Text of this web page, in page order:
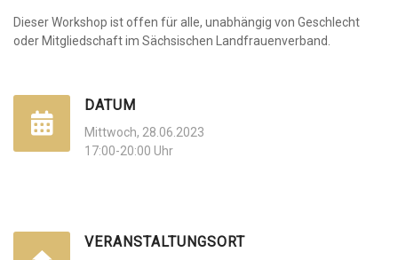
Dieser Workshop ist offen für alle, unabhängig von Geschlecht
oder Mitgliedschaft im Sächsischen Landfrauenverband.
DATUM
Mittwoch, 28.06.2023
17:00-20:00 Uhr
VERANSTALTUNGSORT